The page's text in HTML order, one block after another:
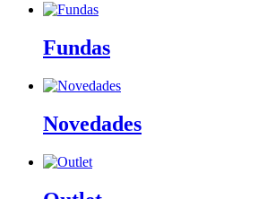
Fundas
Novedades